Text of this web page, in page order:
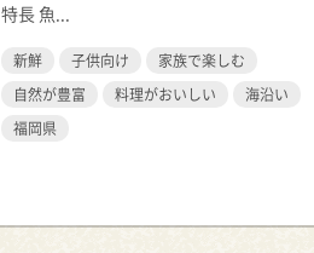
特長 魚...
新鮮 子供向け
家族で楽しむ
自然が豊富
料理がおいしい
海沿い
福岡県